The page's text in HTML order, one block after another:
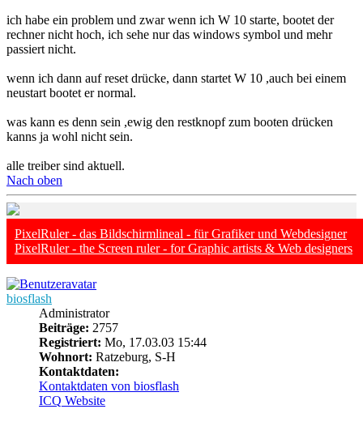
ich habe ein problem und zwar wenn ich W 10 starte, bootet der
rechner nicht hoch, ich sehe nur das windows symbol und mehr
passiert nicht.
wenn ich dann auf reset drücke, dann startet W 10 ,auch bei einem
neustart bootet er normal.
was kann es denn sein ,ewig den restknopf zum booten drücken
kanns ja wohl nicht sein.
alle treiber sind aktuell.
Nach oben
PixelRuler - das Bildschirmlineal - für Grafiker und Webdesigner
PixelRuler - the Screen ruler - for Graphic artists & Web designers
biosflash
Administrator
Beiträge: 2757
Registriert: Mo, 17.03.03 15:44
Wohnort: Ratzeburg, S-H
Kontaktdaten:
Kontaktdaten von biosflash
ICQ Website